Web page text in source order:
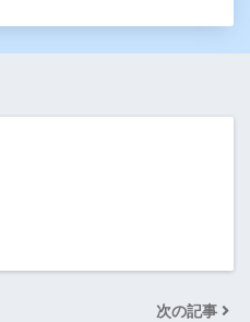
次の記事